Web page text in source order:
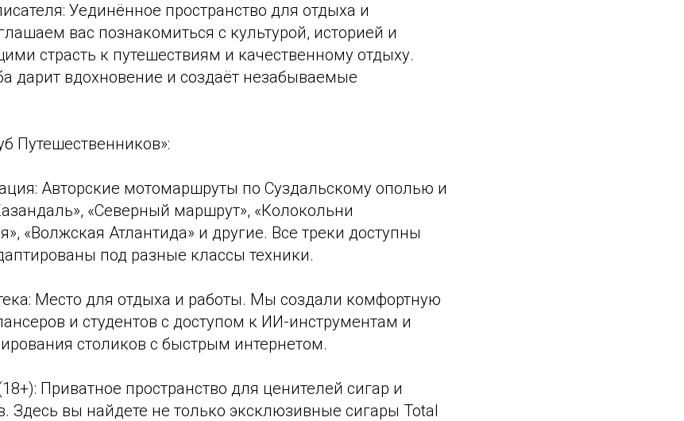
Уединённое пространство для отдыха и
вас познакомиться с культурой, историей и
страсть к путешествиям и качественному отдыху.
дарит вдохновение и создаёт незабываемые
Путешественников»:
Авторские мотомаршруты по Суздальскому ополью и
«Северный маршрут», «Колокольни
«Волжская Атлантида» и другие. Все треки доступны
под разные классы техники.
Место для отдыха и работы. Мы создали комфортную
и студентов с доступом к ИИ-инструментам и
столиков с быстрым интернетом.
Приватное пространство для ценителей сигар и
Здесь вы найдете не только эксклюзивные сигары Total